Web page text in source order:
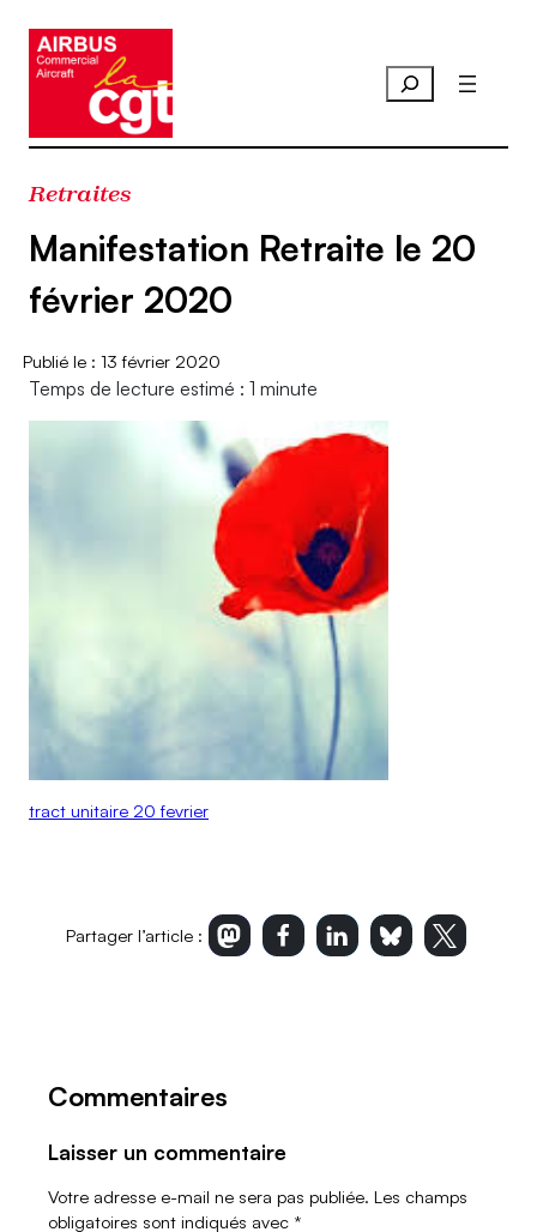
contenu
Retraites
Manifestation Retraite le 20
février 2020
13 février 2020
Temps de lecture estimé : 1 minute
tract unitaire 20 fevrier
Partager l’article :
Commentaires
Laisser un commentaire
Votre adresse e-mail ne sera pas publiée. Les champs
obligatoires sont indiqués avec *